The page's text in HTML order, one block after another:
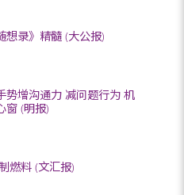
想录》精髓 (大公报)
势增沟通力 减问题行为 机
窗 (明报)
燃料 (文汇报)